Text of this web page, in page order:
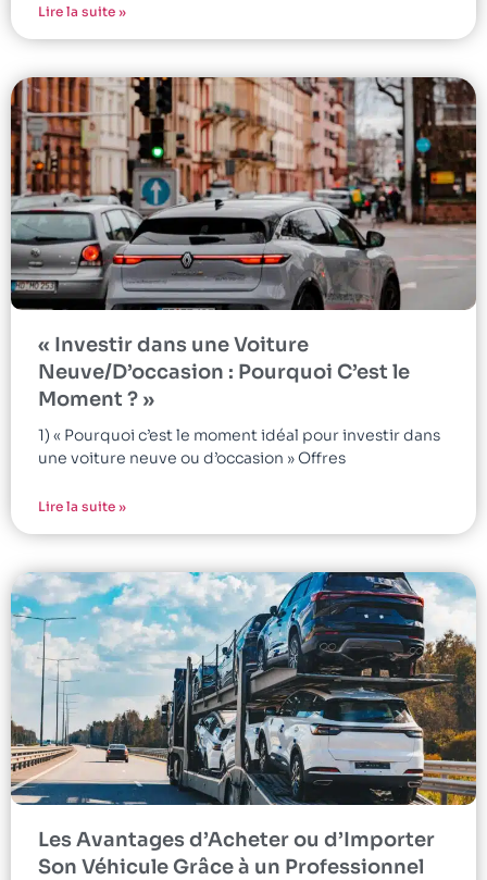
Lire la suite »
« Investir dans une Voiture
Neuve/D’occasion : Pourquoi C’est le
Moment ? »
1) « Pourquoi c’est le moment idéal pour investir dans
une voiture neuve ou d’occasion » Offres
Lire la suite »
Les Avantages d’Acheter ou d’Importer
Son Véhicule Grâce à un Professionnel